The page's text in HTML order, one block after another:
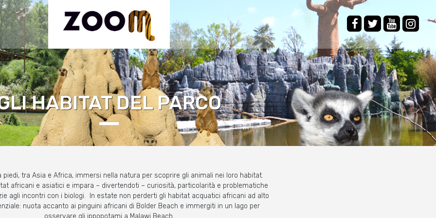
HABITAT DEL PARCO
piedi, tra Asia e Africa, immersi nella natura per scoprire gli animali nei loro habitat.
africani e asiatici e impara – divertendoti – curiosità, particolarità e problematiche
agli incontri con i biologi. In estate non perderti gli habitat acquatici africani ad alto
nuota accanto ai pinguini africani di Bolder Beach e immergiti in un lago per
osservare gli ippopotami a Malawi Beach.